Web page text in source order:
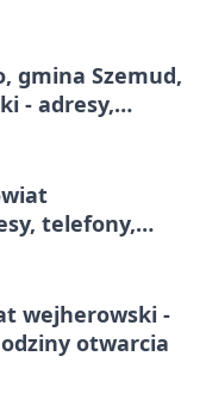
gmina Szemud,
- adresy,
telefony,
wejherowski -
otwarcia